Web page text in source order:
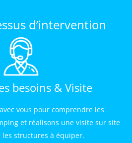
d’intervention
besoins & Visite
vous pour comprendre les
et réalisons une visite sur site
les structures à équiper.